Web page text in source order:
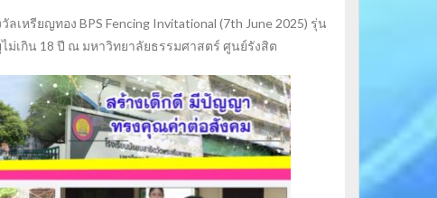
หรียญทอง BPS Fencing Invitational (7th June 2025) รุ่น
ม่เกิน 18 ปี ณ มหาวิทยาลัยธรรมศาสตร์ ศูนย์รังสิต